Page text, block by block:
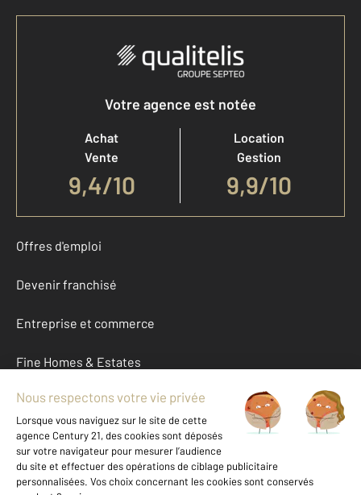
Votre agence est notée
Achat
Vente
9,4/10
Location
Gestion
9,9/10
Offres d'emploi
Devenir franchisé
Entreprise et commerce
Fine Homes & Estates
À propos
International
Nous contacter